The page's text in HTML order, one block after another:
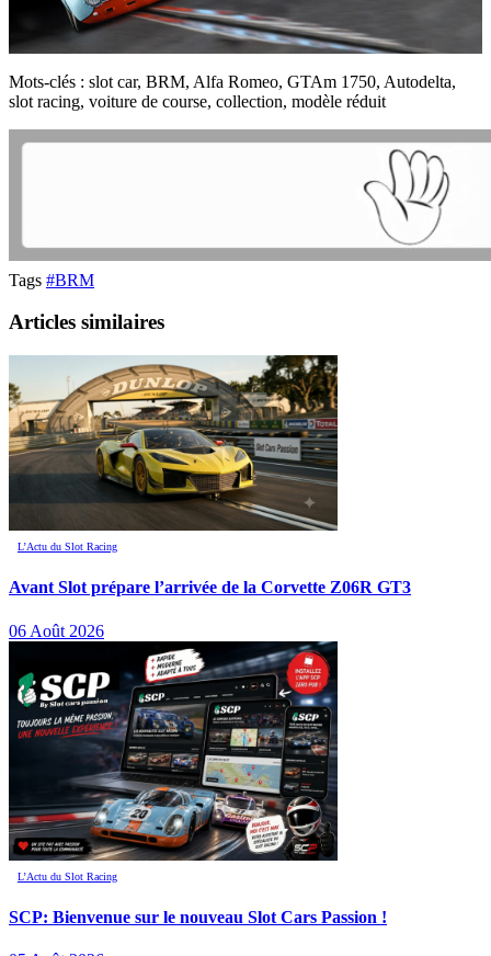
Mots-clés : slot car, BRM, Alfa Romeo, GTAm 1750, Autodelta,
slot racing, voiture de course, collection, modèle réduit
Tags #BRM
Articles similaires
L’Actu du Slot Racing
Avant Slot prépare l’arrivée de la Corvette Z06R GT3
06 Août 2026
L’Actu du Slot Racing
SCP: Bienvenue sur le nouveau Slot Cars Passion !